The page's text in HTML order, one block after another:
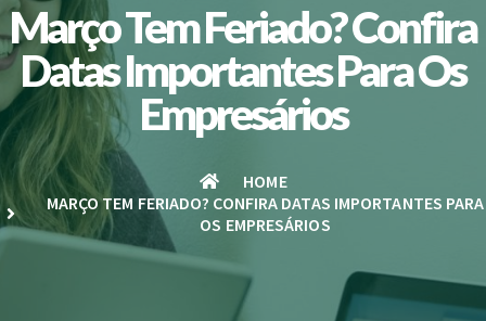
Março Tem Feriado? Confira
Datas Importantes Para Os
Empresários
HOME
MARÇO TEM FERIADO? CONFIRA DATAS IMPORTANTES PARA
OS EMPRESÁRIOS